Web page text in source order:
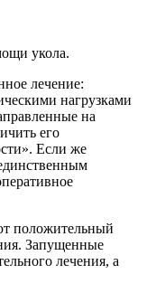
укола.
лечение:
нагрузками
на
его
Если же
положительный
Запущенные
лечения, а